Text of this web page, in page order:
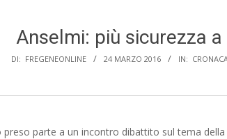
Anselmi: più sicurezza a
DI: FREGENEONLINE 24 MARZO 2016 IN:
preso parte a un incontro dibattito sul tema